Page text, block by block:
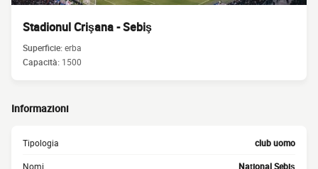
Stadionul Crişana - Sebiş
Superficie:erba
Capacità: 1500
Informazioni
Tipologia club uomo
Nomi Naţional Sebiş